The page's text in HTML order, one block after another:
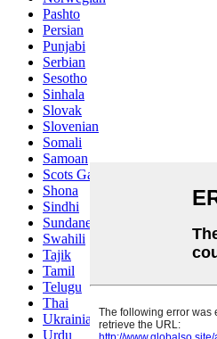
Pashto
Persian
Punjabi
Serbian
Sesotho
Sinhala
Slovak
Slovenian
Somali
Samoan
Scots Gaelic
Shona
Sindhi
Sundanese
Swahili
Tajik
Tamil
Telugu
Thai
Ukrainian
Urdu